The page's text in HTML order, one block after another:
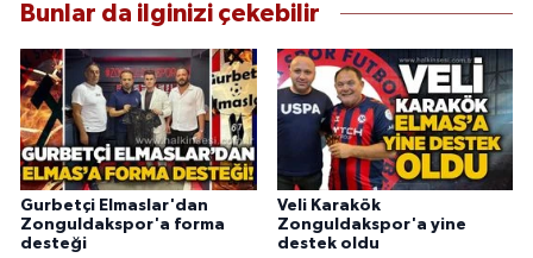
Bunlar da ilginizi çekebilir
Gurbetçi Elmaslar'dan
Zonguldakspor'a forma
desteği
Veli Karakök
Zonguldakspor'a yine
destek oldu